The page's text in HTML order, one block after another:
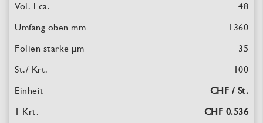
48
1360
35
100
CHF / St.
CHF 0.536